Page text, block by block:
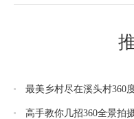
最美乡村尽在溪头村360
高手教你几招360全景拍